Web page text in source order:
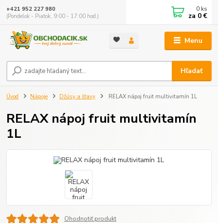
Menu
Hľadať
+421 952 227 980
(Pondelok - Piatok, 9:00 - 17:00 hod.)
0 ks
za 0 €
Úvod Nápoje Džúsy a šťavy RELAX nápoj fruit multivitamín 1L
RELAX nápoj fruit multivitamín
1L
Ohodnotiť produkt